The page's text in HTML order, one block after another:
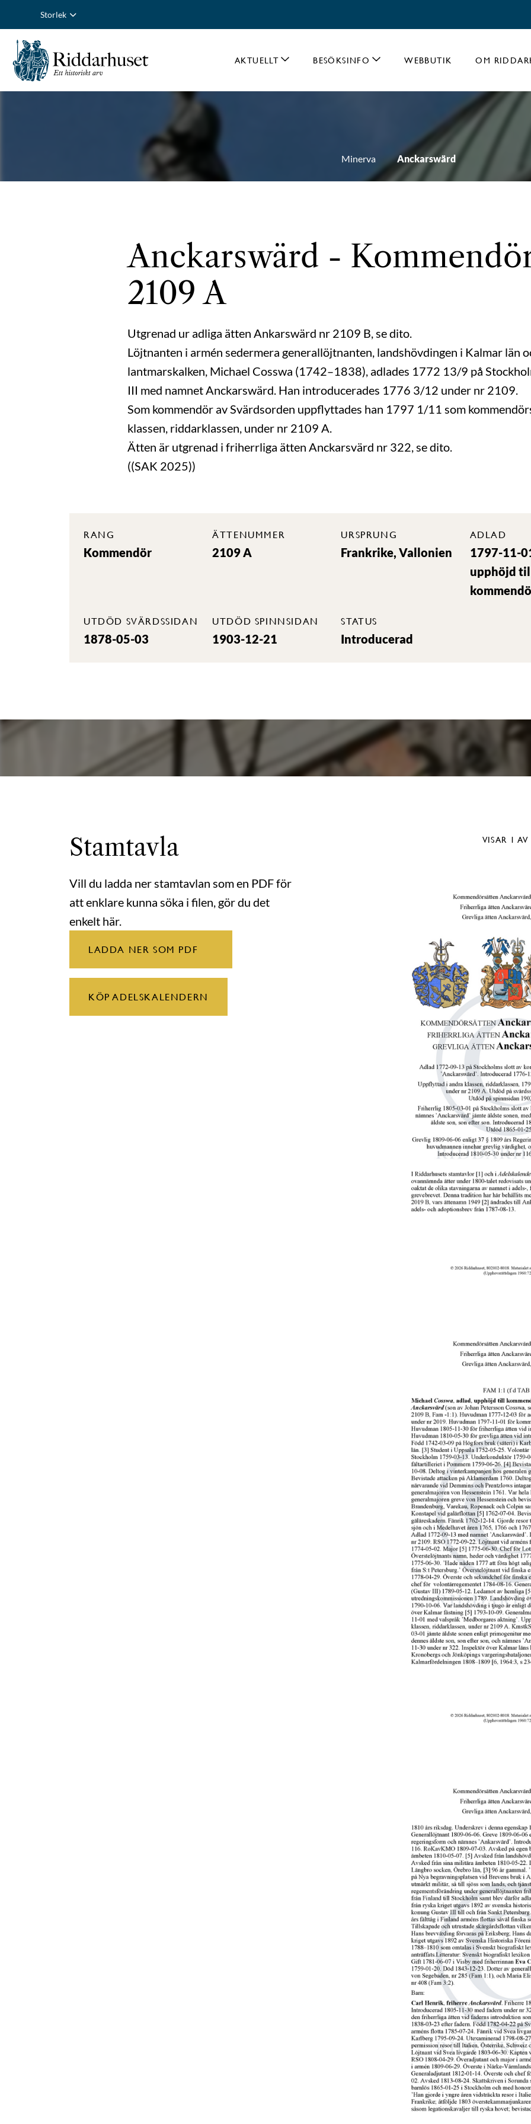
Storlek
AKTUELLT BESÖKSINFO WEBBUTIK OM
Minerva Anckarswärd
Anckarswärd -
2109 A
Utgrenad ur adliga ätten Ankarswärd nr 2109 B, se dito.
Löjtnanten i armén sedermera generallöjtnanten, landshövdingen i Kalmar län
lantmarskalken, Michael Cosswa (1742–1838), adlades 1772 13/9 på
III med namnet Anckarswärd. Han introducerades 1776 3/12 under nr 2109.
Som kommendör av Svärdsorden uppflyttades han 1797 1/11 som
klassen, riddarklassen, under nr 2109 A.
Ätten är utgrenad i friherrliga ätten Anckarsvärd nr 322, se dito.
((SAK 2025))
RANG
Kommendör
ÄTTENUMMER
2109 A
URSPRUNG
Frankrike, Vallonien
ADLAD
1797-11-
upphöjd
UTDÖD SVÄRDSSIDAN
1878-05-03
UTDÖD SPINNSIDAN
1903-12-21
STATUS
Introducerad
Stamtavla
Vill du ladda ner stamtavlan som en PDF för
att enklare kunna söka i filen, gör du det
enkelt här.
LADDA NER SOM PDF
KÖP ADELSKALENDERN
VISAR 1